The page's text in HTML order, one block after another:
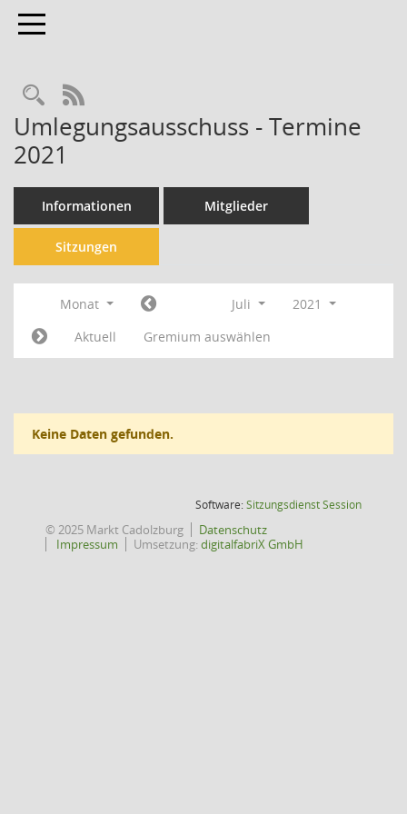
Toggle navigation
Rechercheauswahl
RSS-Feed
Umlegungsausschuss - Termine
2021
Informationen Mitglieder
Sitzungen
Monat Juli
2021
Aktuell
Gremium auswählen
Keine Daten gefunden.
Software:SitzungsdienstSession(Wird in
© 2025 Markt Cadolzburg
Datenschutz
Impressum
Umsetzung:digitalfabriX GmbH